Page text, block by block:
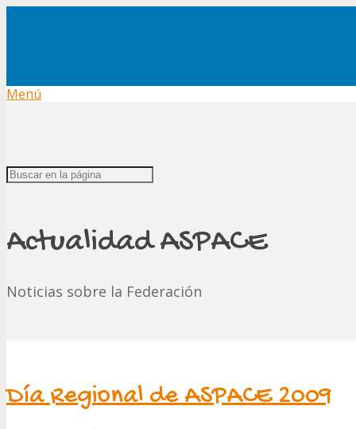
Menú
Actualidad ASPACE
Noticias sobre la Federación
Día Regional de ASPACE 2009